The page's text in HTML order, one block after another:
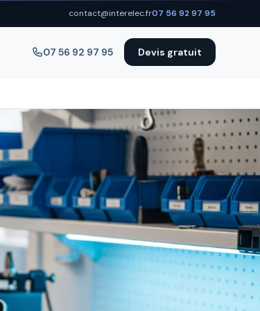
contact@interelec.fr07 56 92 97 95
07 56 92 97 95 Devis gratuit